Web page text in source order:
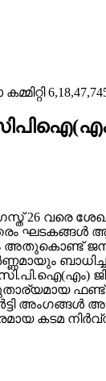
26 വരെ
ബാധിച്ച
കടമ